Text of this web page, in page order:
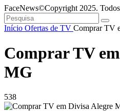
FaceNews©Copyright 2025.
Início Ofertas de TV Comprar TV
Comprar TV
MG
538